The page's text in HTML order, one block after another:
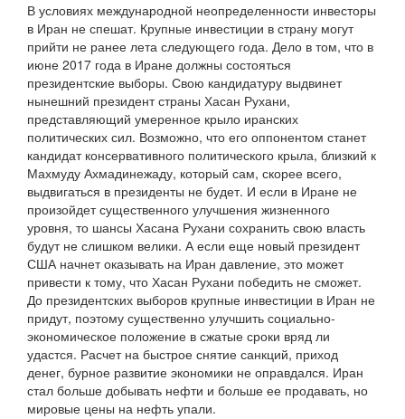
В условиях международной неопределенности инвесторы
в Иран не спешат. Крупные инвестиции в страну могут
прийти не ранее лета следующего года. Дело в том, что в
июне 2017 года в Иране должны состояться
президентские выборы. Свою кандидатуру выдвинет
нынешний президент страны Хасан Рухани,
представляющий умеренное крыло иранских
политических сил. Возможно, что его оппонентом станет
кандидат консервативного политического крыла, близкий к
Махмуду Ахмадинежаду, который сам, скорее всего,
выдвигаться в президенты не будет. И если в Иране не
произойдет существенного улучшения жизненного
уровня, то шансы Хасана Рухани сохранить свою власть
будут не слишком велики. А если еще новый президент
США начнет оказывать на Иран давление, это может
привести к тому, что Хасан Рухани победить не сможет.
До президентских выборов крупные инвестиции в Иран не
придут, поэтому существенно улучшить социально-
экономическое положение в сжатые сроки вряд ли
удастся. Расчет на быстрое снятие санкций, приход
денег, бурное развитие экономики не оправдался. Иран
стал больше добывать нефти и больше ее продавать, но
мировые цены на нефть упали.